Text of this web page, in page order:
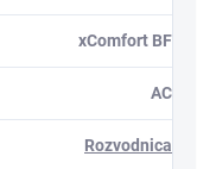
xComfort BF
AC
Rozvodnica